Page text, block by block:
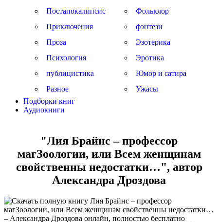
Постапокалипсис
Приключения
Проза
Психология
публицистика
Разное
Фольклор
фэнтези
Эзотерика
Эротика
Юмор и сатира
Ужасы
Подборки книг
Аудиокниги
"Лия Брайнс – профессор
магЗоологии, или Всем женщинам
свойственны недостатки…", автор
Александра Дроздова